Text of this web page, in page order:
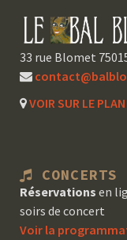
33 rue Blomet
VOIR SUR LE PLAN
Réservations en
soirs de concert
Voir la